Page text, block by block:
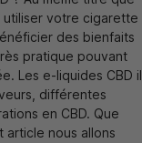
utiliser votre cigarette
des bienfaits
pratique pouvant
Les e-liquides CBD il
différentes
en CBD. Que
nous allons